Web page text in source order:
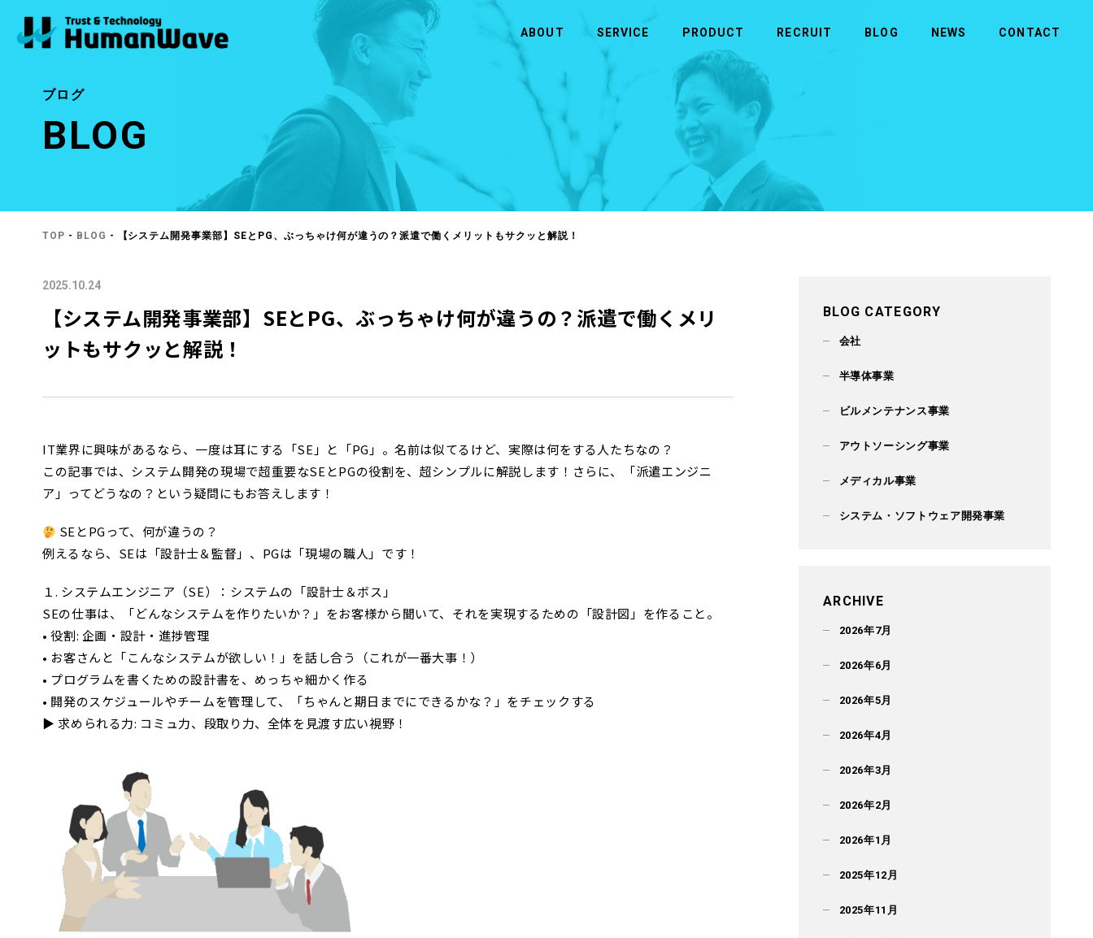
ABOUT SERVICE PRODUCT RECRUIT BLOG NEWS CONTACT
ヒューマンウェイブについて
社長メッセージ
会社概要 拠点一覧
事業内容
ビルメンテナンス
アウトソーシング・人材（人財）紹介 メディカル
CONTACT お問い合わせ
お問い合わせ
ブログ
BLOG
TOP - BLOG - 【システム開発事業部】SEとPG、ぶっちゃけ何が違うの？派遣で働くメリットもサクッと解説！
2025.10.24
【システム開発事業部】SEとPG、ぶっちゃけ何が違うの？派遣で働くメリ
ットもサクッと解説！
IT業界に興味があるなら、一度は耳にする「SE」と「PG」。名前は似てるけど、実際は何をする人たちなの？
この記事では、システム開発の現場で超重要なSEとPGの役割を、超シンプルに解説します！さらに、「派遣エンジニ
ア」ってどうなの？という疑問にもお答えします！
SEとPGって、何が違うの？
例えるなら、SEは「設計士＆監督」、PGは「現場の職人」です！
１. システムエンジニア（SE）：システムの「設計士＆ボス」
SEの仕事は、「どんなシステムを作りたいか？」をお客様から聞いて、それを実現するための「設計図」を作ること。
• 役割: 企画・設計・進捗管理
• お客さんと「こんなシステムが欲しい！」を話し合う（これが一番大事！）
• プログラムを書くための設計書を、めっちゃ細かく作る
• 開発のスケジュールやチームを管理して、「ちゃんと期日までにできるかな？」をチェックする
▶ 求められる力: コミュ力、段取り力、全体を見渡す広い視野！
BLOG CATEGORY
会社
半導体事業
ビルメンテナンス事業
アウトソーシング事業
メディカル事業
システム・ソフトウェア開発事業
ARCHIVE
2026年7月
2026年6月
2026年5月
2026年4月
2026年3月
2026年2月
2026年1月
2025年12月
2025年11月